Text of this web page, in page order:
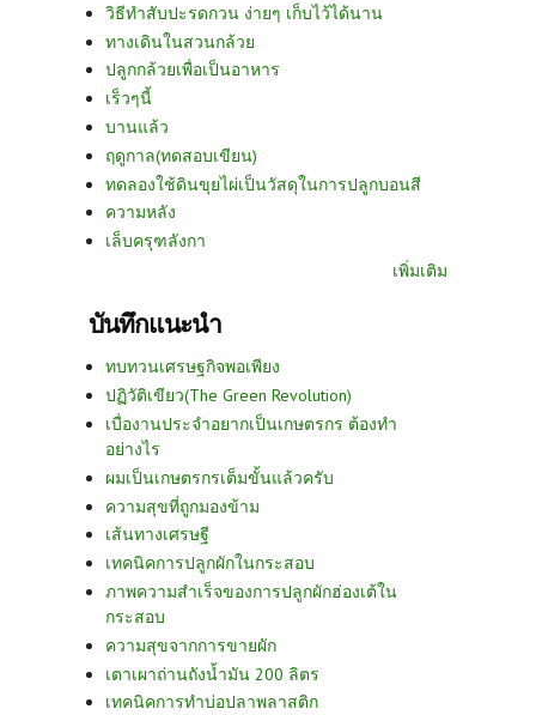
วิธีทำสับปะรดกวน ง่ายๆ เก็บไว้ได้นาน
ทางเดินในสวนกล้วย
ปลูกกล้วยเพื่อเป็นอาหาร
เร็วๆนี้
บานแล้ว
ฤดูกาล(ทดสอบเขียน)
ทดลองใช้ดินขุยไผ่เป็นวัสดุในการปลูกบอนสี
ความหลัง
เล็บครุฑลังกา
เพิ่มเติม
บันทึกแนะนำ
ทบทวนเศรษฐกิจพอเพียง
ปฏิวัติเขียว(The Green Revolution)
เบื่องานประจำอยากเป็นเกษตรกร ต้องทำ
อย่างไร
ผมเป็นเกษตรกรเต็มขั้นแล้วครับ
ความสุขที่ถูกมองข้าม
เส้นทางเศรษฐี
เทคนิคการปลูกผักในกระสอบ
ภาพความสำเร็จของการปลูกผักฮ่องเต้ใน
กระสอบ
ความสุขจากการขายผัก
เตาเผาถ่านถังน้ำมัน 200 ลิตร
เทคนิคการทำบ่อปลาพลาสติก